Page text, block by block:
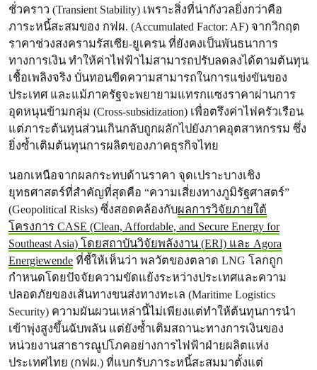
ชั่วคราว (Transient Stability) เพราะสิ่งที่น่ากังวลยิ่งกว่าคือ
ภาระหนี้สะสมของ กฟผ. (Accumulated Factor: AF) จากวิกฤต
ราคาช่วงสงครามรัสเซีย-ยูเครน ที่ยังคงเป็นพันธนาการ
ทางการเงิน ทำให้ค่าไฟฟ้าไม่สามารถปรับลดลงได้ตามต้นทุน
เชื้อเพลิงจริง บั่นทอนขีดความสามารถในการแข่งขันของ
ประเทศ และแม้ภาครัฐจะพยายามแทรกแซงราคาผ่านการ
อุดหนุนข้ามกลุ่ม (Cross-subsidization) เพื่อตรึงค่าไฟครัวเรือน
แต่ภาระต้นทุนส่วนเกินกลับถูกผลักไปยังภาคอุตสาหกรรม ซึ่ง
ยิ่งซ้ำเติมต้นทุนการผลิตของภาคธุรกิจไทย
นอกเหนือจากผลกระทบด้านราคา จุดเปราะบางเชิง
ยุทธศาสตร์ที่สำคัญที่สุดคือ “ความเสี่ยงทางภูมิรัฐศาสตร์”
(Geopolitical Risks) ซึ่งสอดคล้องกับผลการวิจัยภายใต้
โครงการ CASE (Clean, Affordable, and Secure Energy for
Southeast Asia) โดยสถาบันวิจัยพลังงาน (ERI) และ Agora
Energiewende ที่ชี้ให้เห็นว่า พลวัตของตลาด LNG โลกถูก
กำหนดโดยปัจจัยความขัดแย้งระหว่างประเทศและความ
ปลอดภัยของเส้นทางขนส่งทางทะเล (Maritime Logistics
Security) ความผันผวนเหล่านี้ไม่เพียงแต่ทำให้ต้นทุนการนำ
เข้าพุ่งสูงขึ้นฉับพลัน แต่ยังซ้ำเติมสถานะทางการเงินของ
หน่วยงานสาธารณูปโภคอย่างการไฟฟ้าฝ่ายผลิตแห่ง
ประเทศไทย (กฟผ.) ที่แบกรับภาระหนี้สะสมมาตั้งแต่